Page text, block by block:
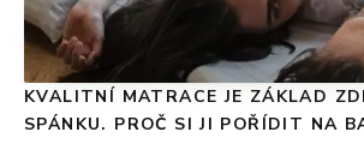
KVALITNÍ MATRACE JE ZÁKLAD
SPÁNKU. PROČ SI JI POŘÍDIT NA